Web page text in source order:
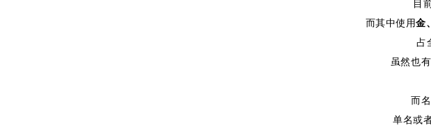
目
而其中使用金
占
虽然也
而
单名或